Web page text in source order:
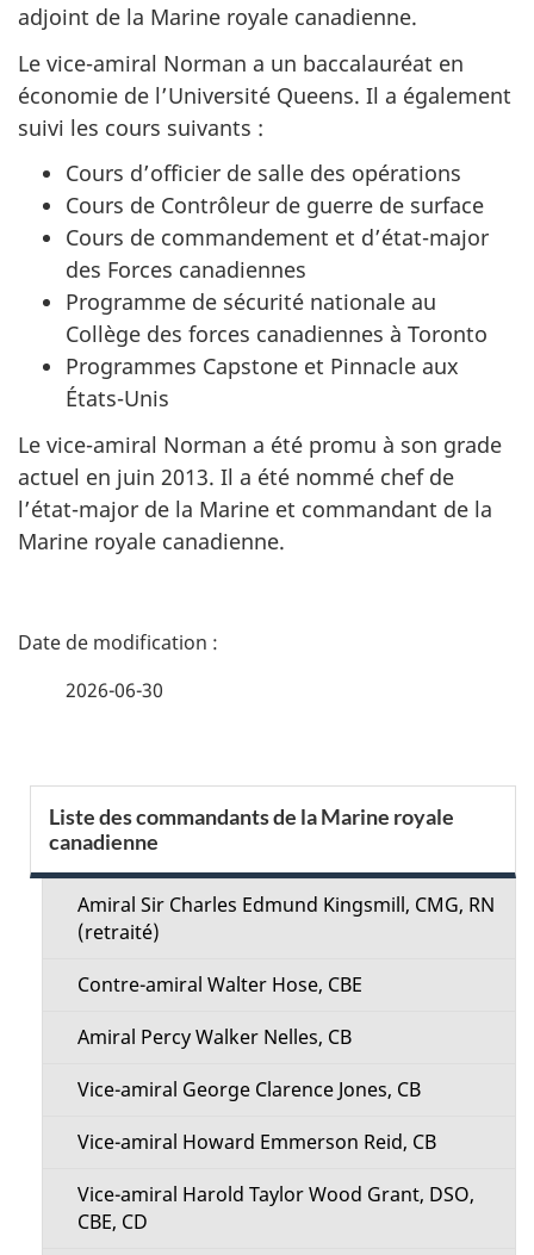
adjoint de la Marine royale canadienne.
Le vice-amiral Norman a un baccalauréat en
économie de l’Université Queens. Il a également
suivi les cours suivants :
Cours d’officier de salle des opérations
Cours de Contrôleur de guerre de surface
Cours de commandement et d’état-major
des Forces canadiennes
Programme de sécurité nationale au
Collège des forces canadiennes à Toronto
Programmes Capstone et Pinnacle aux
États-Unis
Le vice-amiral Norman a été promu à son grade
actuel en juin 2013. Il a été nommé chef de
l’état-major de la Marine et commandant de la
Marine royale canadienne.
D
a
2026-06-30
e
Liste des commandants de la Marine royale
canadienne
Amiral Sir Charles Edmund Kingsmill, CMG, RN
(retraité)
Contre-amiral Walter Hose, CBE
Amiral Percy Walker Nelles, CB
Vice-amiral George Clarence Jones, CB
Vice-amiral Howard Emmerson Reid, CB
Vice-amiral Harold Taylor Wood Grant, DSO,
CBE, CD